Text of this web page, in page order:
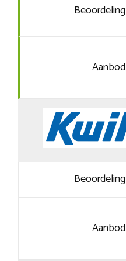
Beoordeling
Aanbod
Beoordeling
Aanbod